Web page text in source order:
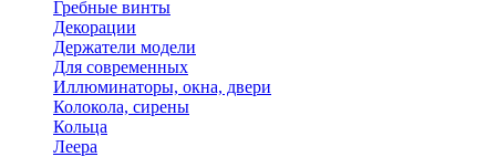
Гребные винты
Декорации
Держатели модели
Для современных
Иллюминаторы, окна, двери
Колокола, сирены
Кольца
Леера